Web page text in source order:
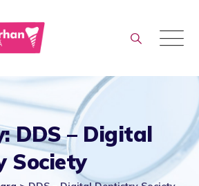
DDS – Digital
Society